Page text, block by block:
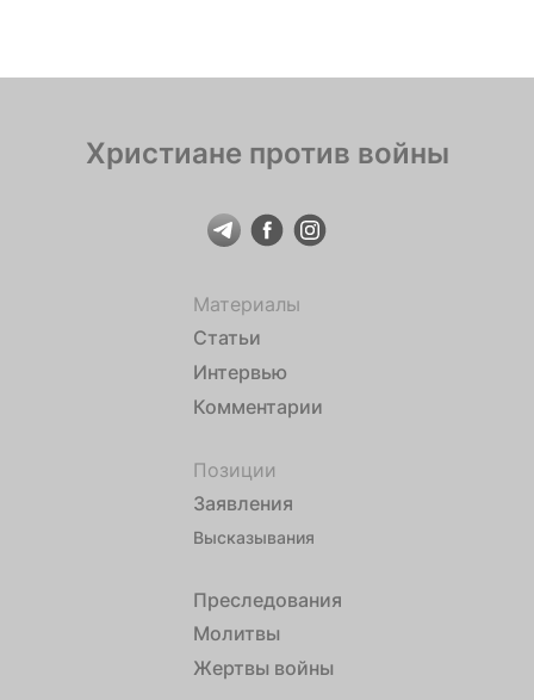
Христиане против войны
Материалы
Статьи
Интервью
Комментарии
Позиции
Заявления
Высказывания
Преследования
Молитвы
Жертвы войны